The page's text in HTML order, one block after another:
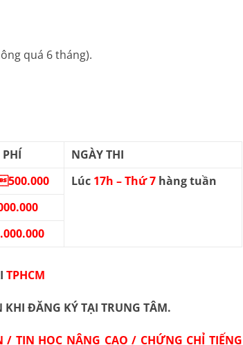
quá 6 tháng).
PHÍ
NGÀY THI
Lúc 17h – Thứ 7 hàng tuần
TPHCM
KHI ĐĂNG KÝ TẠI TRUNG TÂM.
TIN HỌC NÂNG CAO / CHỨNG CHỈ TIẾNG